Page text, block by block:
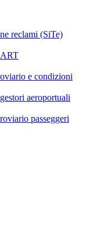
reclami (SiTe)
e condizioni
aeroportuali
passeggeri